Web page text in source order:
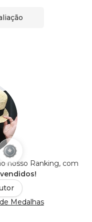
nosso Ranking, com
Medalhas